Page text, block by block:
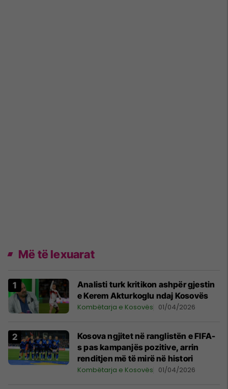
Më të lexuarat
Analisti turk kritikon ashpër gjestin
e Kerem Akturkoglu ndaj Kosovës
Kombëtarja e Kosovës 01/04/2026
Kosova ngjitet në ranglistën e FIFA-
s pas kampanjës pozitive, arrin
renditjen më të mirë në histori
Kombëtarja e Kosovës 01/04/2026